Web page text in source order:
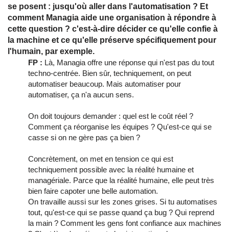
se posent : jusqu'où aller dans l'automatisation ? Et
comment Managia aide une organisation à répondre à
cette question ? c'est-à-dire décider ce qu'elle confie à
la machine et ce qu'elle préserve spécifiquement pour
l'humain, par exemple.
FP : Là, Managia offre une réponse qui n'est pas du tout
techno-centrée. Bien sûr, techniquement, on peut
automatiser beaucoup. Mais automatiser pour
automatiser, ça n'a aucun sens.
On doit toujours demander : quel est le coût réel ?
Comment ça réorganise les équipes ? Qu'est-ce qui se
casse si on ne gère pas ça bien ?
Concrètement, on met en tension ce qui est
techniquement possible avec la réalité humaine et
managériale. Parce que la réalité humaine, elle peut très
bien faire capoter une belle automation.
On travaille aussi sur les zones grises. Si tu automatises
tout, qu'est-ce qui se passe quand ça bug ? Qui reprend
la main ? Comment les gens font confiance aux machines